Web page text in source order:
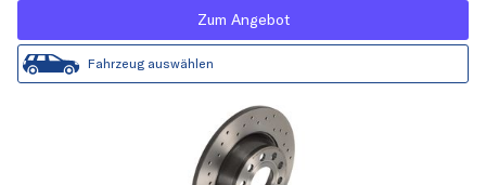
Zum Angebot
Fahrzeug auswählen